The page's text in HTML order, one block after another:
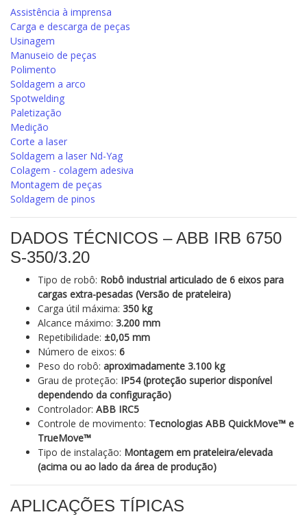
Assistência à imprensa
Carga e descarga de peças
Usinagem
Manuseio de peças
Polimento
Soldagem a arco
Spotwelding
Paletização
Medição
Corte a laser
Soldagem a laser Nd-Yag
Colagem - colagem adesiva
Montagem de peças
Soldagem de pinos
DADOS TÉCNICOS – ABB IRB 6750
S‑350/3.20
Tipo de robô: Robô industrial articulado de 6 eixos para
cargas extra-pesadas (Versão de prateleira)
Carga útil máxima: 350 kg
Alcance máximo: 3.200 mm
Repetibilidade: ±0,05 mm
Número de eixos: 6
Peso do robô: aproximadamente 3.100 kg
Grau de proteção: IP54 (proteção superior disponível
dependendo da configuração)
Controlador: ABB IRC5
Controle de movimento: Tecnologias ABB QuickMove™ e
TrueMove™
Tipo de instalação: Montagem em prateleira/elevada
(acima ou ao lado da área de produção)
APLICAÇÕES TÍPICAS